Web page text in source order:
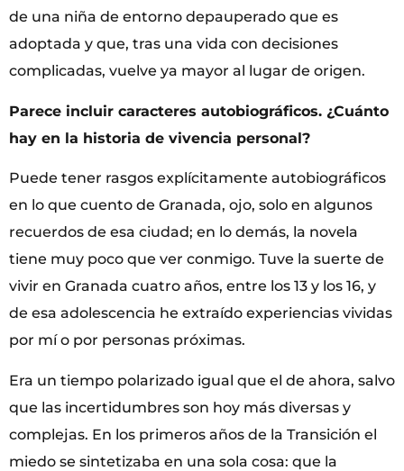
de una niña de entorno depauperado que es
adoptada y que, tras una vida con decisiones
complicadas, vuelve ya mayor al lugar de origen.
Parece incluir caracteres autobiográficos. ¿Cuánto
hay en la historia de vivencia personal?
Puede tener rasgos explícitamente autobiográficos
en lo que cuento de Granada, ojo, solo en algunos
recuerdos de esa ciudad; en lo demás, la novela
tiene muy poco que ver conmigo. Tuve la suerte de
vivir en Granada cuatro años, entre los 13 y los 16, y
de esa adolescencia he extraído experiencias vividas
por mí o por personas próximas.
Era un tiempo polarizado igual que el de ahora, salvo
que las incertidumbres son hoy más diversas y
complejas. En los primeros años de la Transición el
miedo se sintetizaba en una sola cosa: que la